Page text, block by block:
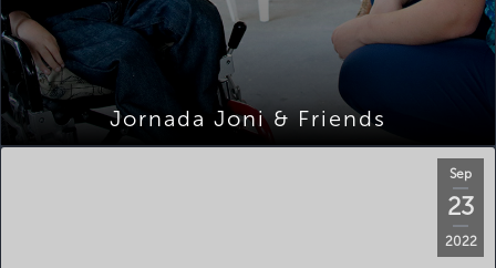
Jornada Joni & Friends
Sep
23
2022